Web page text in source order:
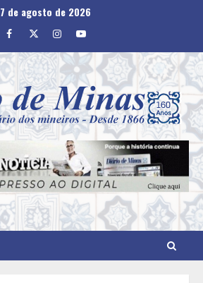
7 de agosto de 2026
Facebook
TwitterInstagram
Youtube